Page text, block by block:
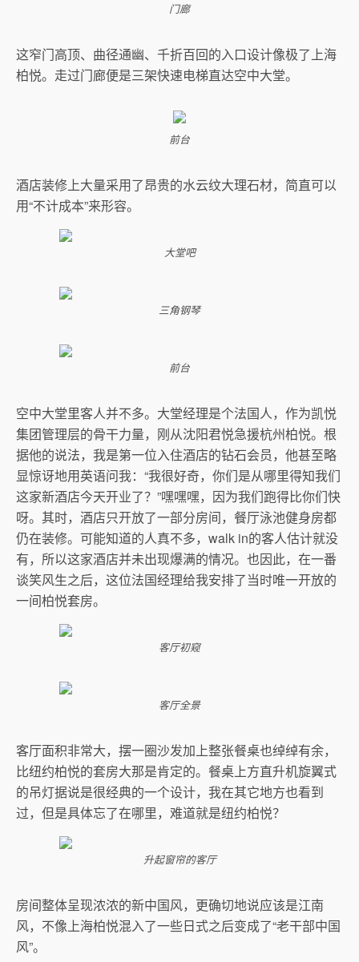
门廊
这窄门高顶、曲径通幽、千折百回的入口设计像极了上海
柏悦。走过门廊便是三架快速电梯直达空中大堂。
前台
酒店装修上大量采用了昂贵的水云纹大理石材，简直可以
用“不计成本”来形容。
大堂吧
三角钢琴
前台
空中大堂里客人并不多。大堂经理是个法国人，作为凯悦
集团管理层的骨干力量，刚从沈阳君悦急援杭州柏悦。根
据他的说法，我是第一位入住酒店的钻石会员，他甚至略
显惊讶地用英语问我：“我很好奇，你们是从哪里得知我们
这家新酒店今天开业了？”嘿嘿嘿，因为我们跑得比你们快
呀。其时，酒店只开放了一部分房间，餐厅泳池健身房都
仍在装修。可能知道的人真不多，walk in的客人估计就没
有，所以这家酒店并未出现爆满的情况。也因此，在一番
谈笑风生之后，这位法国经理给我安排了当时唯一开放的
一间柏悦套房。
客厅初窥
客厅全景
客厅面积非常大，摆一圈沙发加上整张餐桌也绰绰有余，
比纽约柏悦的套房大那是肯定的。餐桌上方直升机旋翼式
的吊灯据说是很经典的一个设计，我在其它地方也看到
过，但是具体忘了在哪里，难道就是纽约柏悦？
升起窗帘的客厅
房间整体呈现浓浓的新中国风，更确切地说应该是江南
风，不像上海柏悦混入了一些日式之后变成了“老干部中国
风”。